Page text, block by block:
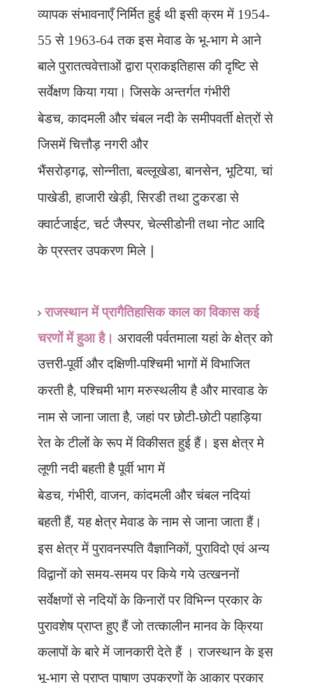
व्यापक संभावनाएँ निर्मित हुई थी इसी क्रम में 1954-
55 से 1963-64 तक इस मेवाड के भू-भाग मे आने
बाले पुरातत्ववेत्ताओं द्वारा प्राकइतिहास की दृष्टि से
सर्वेक्षण किया गया। जिसके अन्तर्गत गंभीरी
बेडच,कादमली और चंबल नदी के समीपवर्ती क्षेत्रों से
जिसमें चित्तौड़ नगरी और
भैंसरोड़गढ़,सोन्नीता,बल्लूखेडा,बानसेन, भूटिया,चां
पाखेडी,हाजारी खेड़ी,सिरडी तथा टुकरडा से
क्वार्टजाईट,चर्ट जैस्पर,चेल्सीडोनी तथा नोट आदि
के प्रस्तर उपकरण मिले |
राजस्थान में प्रागैतिहासिक काल का विकास कई
चरणों में हुआ है। अरावली पर्वतमाला यहां के क्षेत्र को
उत्तरी-पूर्वी और दक्षिणी-पश्चिमी भागों में विभाजित
करती है,पश्चिमी भाग मरुस्थलीय है और मारवाड के
नाम से जाना जाता है,जहां पर छोटी-छोटी पहाड़िया
रेत के टीलों के रूप में विकीसत हुई हैं। इस क्षेत्र मे
लूणी नदी बहती है पूर्वी भाग में
बेडच,गंभीरी,वाजन,कांदमली और चंबल नदियां
बहती हैं,यह क्षेत्र मेवाड के नाम से जाना जाता हैं।
इस क्षेत्र में पुरावनस्पति वैज्ञानिकों,पुराविदो एवं अन्य
विद्वानों को समय-समय पर किये गये उत्खननों
सर्वेक्षणों से नदियों के किनारों पर विभिन्न प्रकार के
पुरावशेष प्राप्त हुए हैं जो तत्कालीन मानव के क्रिया
कलापों के बारे में जानकारी देते हैं । राजस्थान के इस
भू-भाग से प्राप्त पाषाण उपकरणों के आकार प्रकार